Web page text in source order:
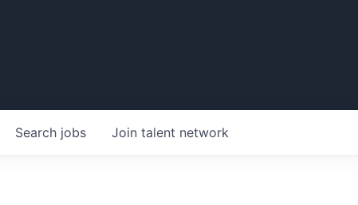
Search jobs Join talent network